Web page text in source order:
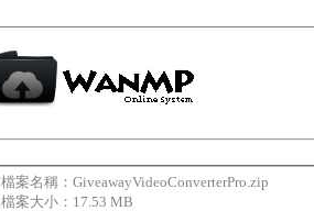
檔案名稱：GiveawayVideoConverterPro.zip
檔案大小：17.53 MB